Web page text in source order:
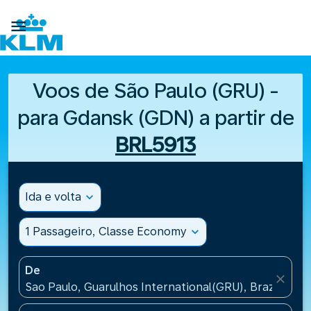

Voos de São Paulo (GRU) -
para Gdansk (GDN) a partir de
BRL5913
Ida e volta expand_more
1 Passageiro, Classe Economy expand_more
De
Sao Paulo, Guarulhos International(GRU), Brazil
close